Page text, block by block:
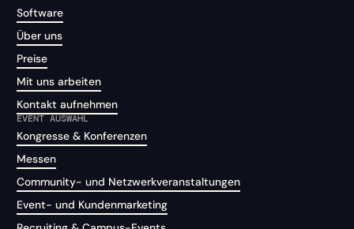
Software
Über uns
Preise
Mit uns arbeiten
Kontakt aufnehmen
EVENT AUSWAHL
Kongresse & Konferenzen
Messen
Community- und Netzwerkveranstaltungen
Event- und Kundenmarketing